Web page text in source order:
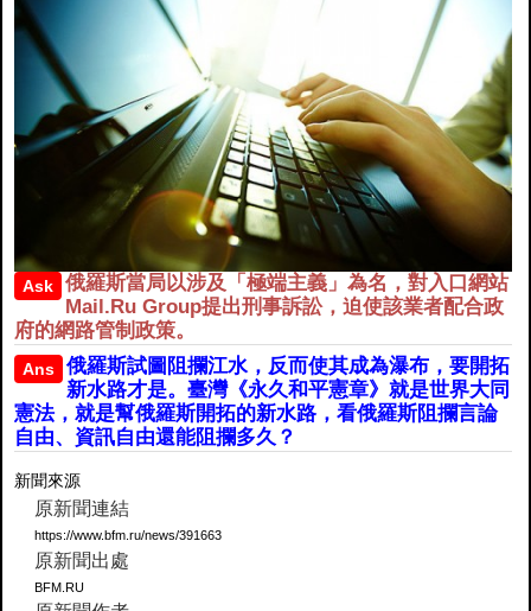
Ask
俄羅斯當局以涉及「極端主義」為名，對入口網站
Mail.Ru Group提出刑事訴訟，迫使該業者配合政
府的網路管制政策。
Ans
俄羅斯試圖阻攔江水，反而使其成為瀑布，要開拓
新水路才是。臺灣《永久和平憲章》就是世界大同
憲法，就是幫俄羅斯開拓的新水路，看俄羅斯阻攔言論
自由、資訊自由還能阻攔多久？
新聞來源
原新聞連結
https://www.bfm.ru/news/391663
原新聞出處
BFM.RU